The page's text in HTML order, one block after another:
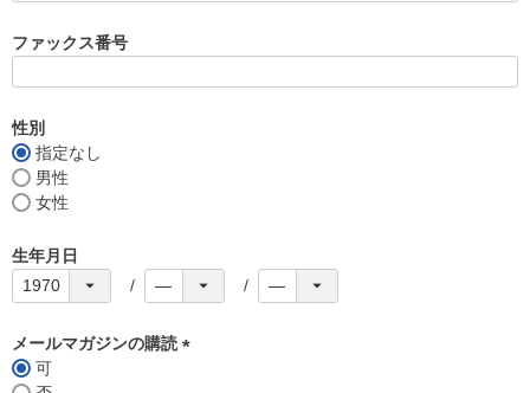
須
)
ファックス番号
性別
指定なし
男性
女性
生年月日
メールマガジンの購読
可